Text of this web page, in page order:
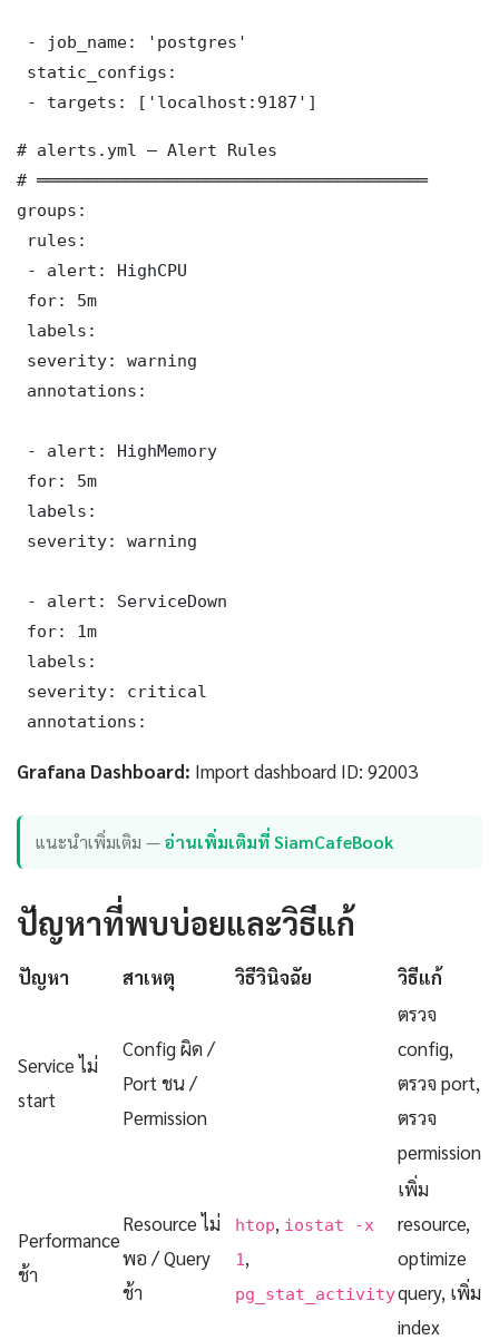
- job_name: 'postgres'
static_configs:
- targets: ['localhost:9187']
# alerts.yml — Alert Rules
# ═══════════════════════════════════════
groups:
rules:
- alert: HighCPU
for: 5m
labels:
severity: warning
annotations:
- alert: HighMemory
for: 5m
labels:
severity: warning
- alert: ServiceDown
for: 1m
labels:
severity: critical
annotations:
Grafana Dashboard: Import dashboard ID: 92003
แนะนำเพิ่มเติม —อ่านเพิ่มเติมที่ SiamCafeBook
ปัญหาที่พบบ่อยและวิธีแก้
ปัญหา สาเหตุ วิธีวินิจฉัย วิธีแก้
Service ไม่
start
Config ผิด /
Port ชน /
Permission
ตรวจ
config,
ตรวจ port,
ตรวจ
permission
Performance
ช้า
Resource ไม่
พอ / Query
ช้า
htop, iostat -x
1 ,
pg_stat_activity
เพิ่ม
resource,
optimize
query, เพิ่ม
index